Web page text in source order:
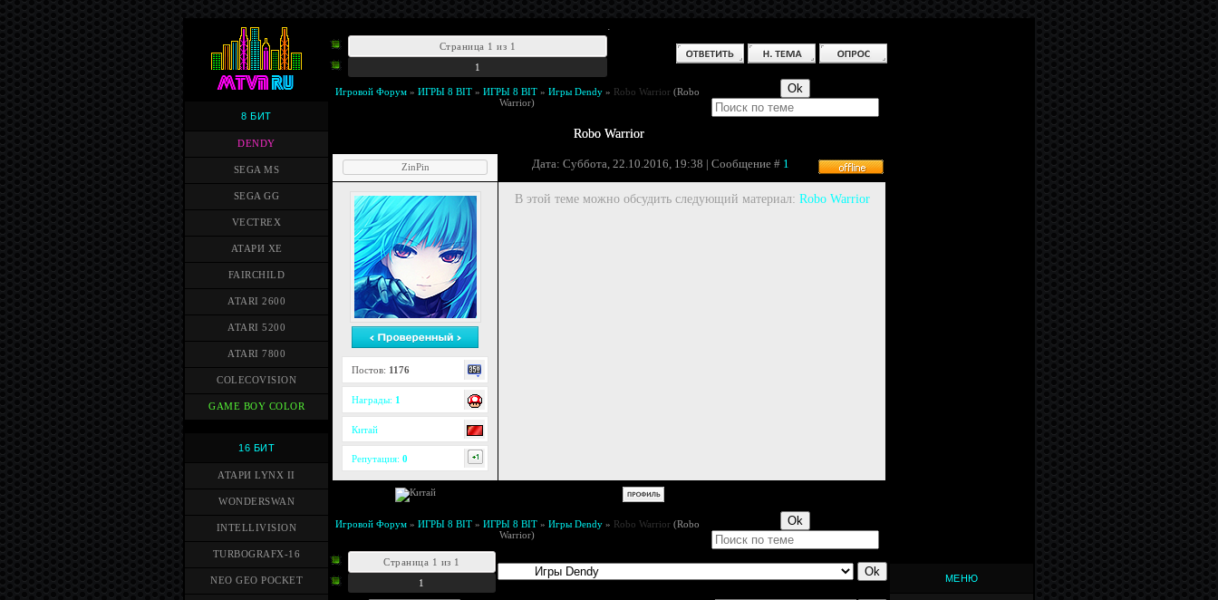
8 БИТ
DENDY
SEGA MS
SEGA GG
VECTREX
АТАРИ XE
FAIRCHILD
ATARI 2600
ATARI 5200
ATARI 7800
COLECOVISION
GAME BOY COLOR
16 БИТ
АТАРИ LYNX II
WONDERSWAN
INTELLIVISION
TURBOGRAFX-16
NEO GEO POCKET
.
Страница 1 из 1
1
Игровой Форум » ИГРЫ 8 BIT » ИГРЫ 8 BIT » Игры Dendy » Robo Warrior (Robo
Warrior)
Robo Warrior
ZinPin Дата: Суббота, 22.10.2016, 19:38 | Сообщение # 1
Постов: 1176
Награды: 1
Китай
Репутация: 0
В этой теме можно обсудить следующий материал: Robo Warrior
Игровой Форум » ИГРЫ 8 BIT » ИГРЫ 8 BIT » Игры Dendy » Robo Warrior (Robo
Warrior)
Страница 1 из 1
1
МЕНЮ